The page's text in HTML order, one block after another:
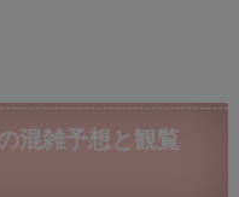
混雑予想と観覧